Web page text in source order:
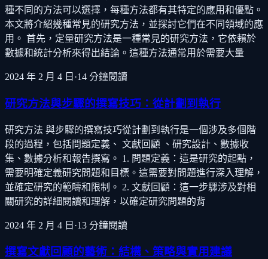
種不同的方法可以選擇，每種方法都有其特定的應用和優點。
本文將介紹幾種常見的研究方法，並探討它們在不同領域的應
用。 首先，定量研究方法是一種常見的研究方法，它依賴於
數據和統計分析來得出結論。這種方法通常用於需要大量
2024 年 2 月 4 日 ·14 分鐘閱讀
研究方法與步驟的撰寫技巧：從計劃到執行
研究方法 與步驟的撰寫技巧從計劃到執行是一個涉及多個階
段的過程，包括問題定義、 文獻回顧 、研究設計、數據收
集、數據分析和報告撰寫。 1. 問題定義：這是研究的起點，
需要明確定義研究問題和目標。這需要對問題進行深入理解，
並確定研究的範疇和限制。 2. 文獻回顧：這一步驟涉及對相
關研究的詳細閱讀和理解，以確定研究問題的背
2024 年 2 月 4 日 ·13 分鐘閱讀
撰寫文獻回顧的藝術：結構、策略與實用建議